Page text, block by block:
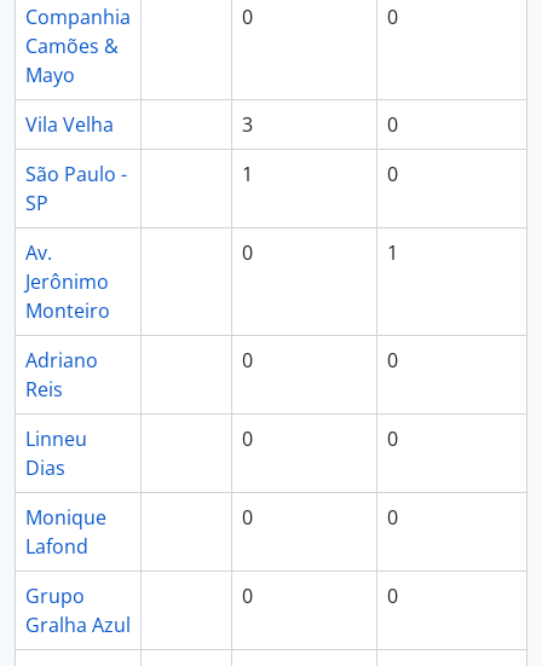
Companhia
Camões &
Mayo
0 0
Vila Velha 3
0
São Paulo -
SP
1 0
Av.
Jerônimo
Monteiro
0 1
Adriano
Reis
0 0
Linneu
Dias
0 0
Monique
Lafond
0 0
Grupo
Gralha Azul
0 0